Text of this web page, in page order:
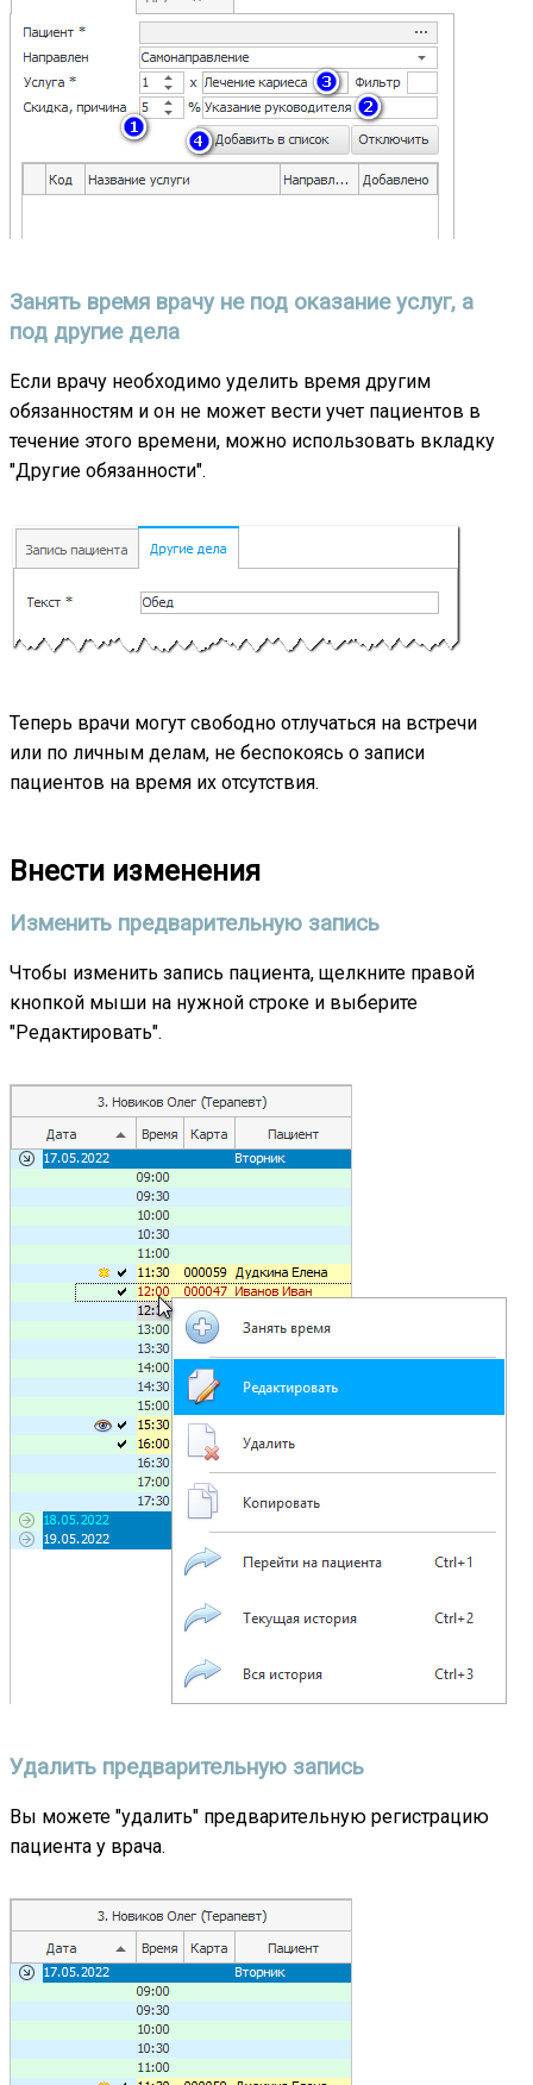
Занять время врачу не под оказание услуг, а
под другие дела
Если врачу необходимо уделить время другим
обязанностям и он не может вести учет пациентов в
течение этого времени, можно использовать вкладку
"Другие обязанности".
Теперь врачи могут свободно отлучаться на встречи
или по личным делам, не беспокоясь о записи
пациентов на время их отсутствия.
Внести изменения
Изменить предварительную запись
Чтобы изменить запись пациента, щелкните правой
кнопкой мыши на нужной строке и выберите
"Редактировать".
Удалить предварительную запись
Вы можете "удалить" предварительную регистрацию
пациента у врача.